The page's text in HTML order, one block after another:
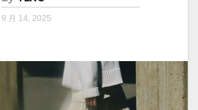
9 月 14, 2025